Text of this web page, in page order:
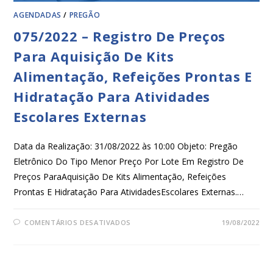
AGENDADAS / PREGÃO
075/2022 – Registro De Preços
Para Aquisição De Kits
Alimentação, Refeições Prontas E
Hidratação Para Atividades
Escolares Externas
Data da Realização: 31/08/2022 às 10:00 Objeto: Pregão
Eletrônico Do Tipo Menor Preço Por Lote Em Registro De
Preços ParaAquisição De Kits Alimentação, Refeições
Prontas E Hidratação Para AtividadesEscolares Externas.…
COMENTÁRIOS DESATIVADOS 19/08/2022